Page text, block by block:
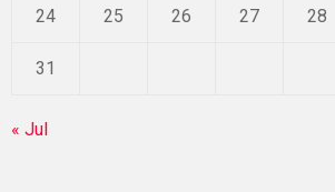
24 25 26 27 28
31
« Jul